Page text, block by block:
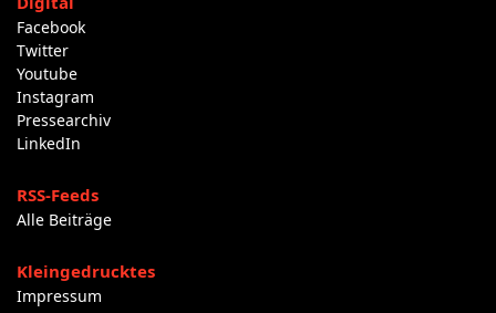
Facebook
Twitter
Youtube
Instagram
Pressearchiv
LinkedIn
RSS-Feeds
Alle Beiträge
Kleingedrucktes
Impressum